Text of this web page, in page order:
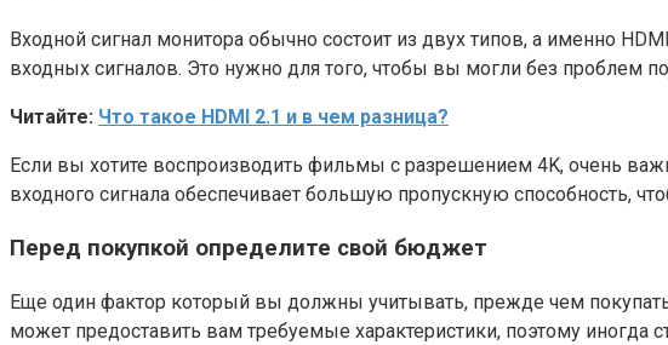
Входной сигнал монитора обычно состоит из двух типов, а именно
входных сигналов. Это нужно для того, чтобы вы могли без проблем
Читайте: Что такое HDMI 2.1 и в чем разница?
Если вы хотите воспроизводить фильмы с разрешением 4K, очень
входного сигнала обеспечивает большую пропускную способность,
Перед покупкой определите свой бюджет
Еще один фактор который вы должны учитывать, прежде чем
может предоставить вам требуемые характеристики, поэтому